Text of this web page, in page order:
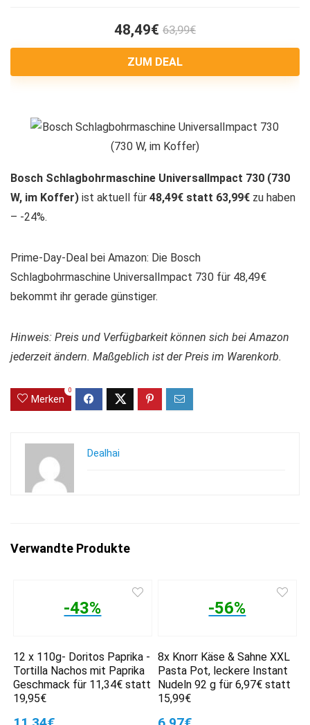
48,49€ 63,99€
ZUM DEAL
Bosch Schlagbohrmaschine UniversalImpact 730 (730
W, im Koffer) ist aktuell für 48,49€ statt 63,99€ zu haben
– -24%.
Prime-Day-Deal bei Amazon: Die Bosch
Schlagbohrmaschine UniversalImpact 730 für 48,49€
bekommt ihr gerade günstiger.
Hinweis: Preis und Verfügbarkeit können sich bei Amazon
jederzeit ändern. Maßgeblich ist der Preis im Warenkorb.
Merken
0
Dealhai
Verwandte Produkte
-43%
12 x 110g- Doritos Paprika -
Tortilla Nachos mit Paprika
Geschmack für 11,34€ statt
19,95€
-56%
8x Knorr Käse & Sahne XXL
Pasta Pot, leckere Instant
Nudeln 92 g für 6,97€ statt
15,99€